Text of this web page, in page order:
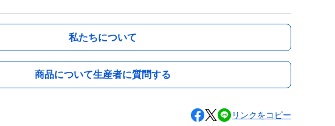
私たちについて
商品について生産者に質問する
リンクをコピー